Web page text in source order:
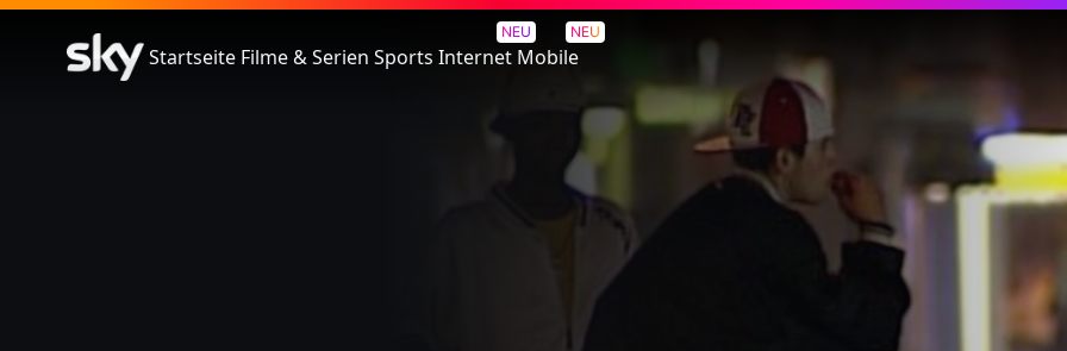
Startseite Filme & Serien Sports
NEU
Internet
NEU
Mobile
Romans D'Ados - 2. La Crise